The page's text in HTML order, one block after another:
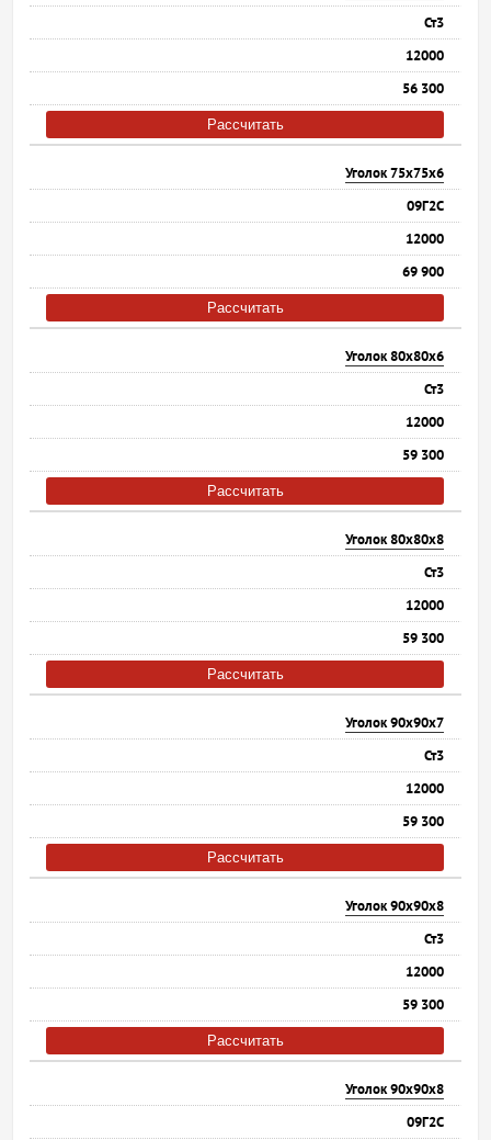
Ст3
12000
56 300
Рассчитать
Уголок 75х75х6
09Г2С
12000
69 900
Рассчитать
Уголок 80х80х6
Ст3
12000
59 300
Рассчитать
Уголок 80х80х8
Ст3
12000
59 300
Рассчитать
Уголок 90х90х7
Ст3
12000
59 300
Рассчитать
Уголок 90х90х8
Ст3
12000
59 300
Рассчитать
Уголок 90х90х8
09Г2С